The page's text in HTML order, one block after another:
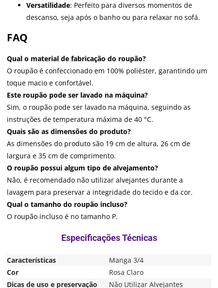
Versatilidade: Perfeito para diversos momentos de
descanso, seja após o banho ou para relaxar no sofá.
FAQ
Qual o material de fabricação do roupão?
O roupão é confeccionado em 100% poliéster, garantindo um
toque macio e confortável.
Este roupão pode ser lavado na máquina?
Sim, o roupão pode ser lavado na máquina, seguindo as
instruções de temperatura máxima de 40 °C.
Quais são as dimensões do produto?
As dimensões do produto são 19 cm de altura, 26 cm de
largura e 35 cm de comprimento.
O roupão possui algum tipo de alvejamento?
Não, é recomendado não utilizar alvejantes durante a
lavagem para preservar a integridade do tecido e da cor.
Qual o tamanho do roupão incluso?
O roupão incluso é no tamanho P.
Características
Manga 3/4
Cor
Rosa Claro
Dicas de uso e preservação
Não Utilizar Alvejantes